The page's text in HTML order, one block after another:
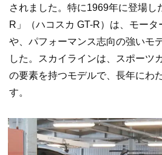
されました。特に1969年に登場し
R」（ハコスカ GT-R）は、モー
や、パフォーマンス志向の強いモ
した。スカイラインは、スポーツ
の要素を持つモデルで、長年にわ
す。